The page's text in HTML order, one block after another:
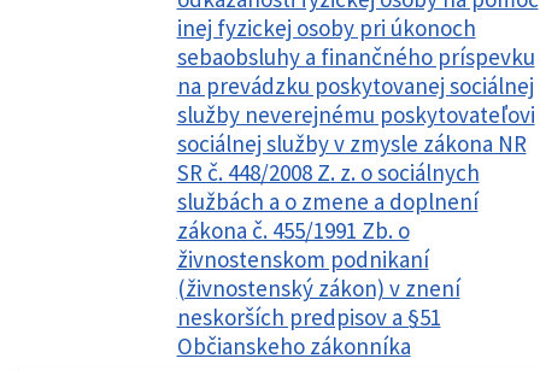
inej fyzickej osoby pri úkonoch
sebaobsluhy a finančného príspevku
na prevádzku poskytovanej sociálnej
služby neverejnému poskytovateľovi
sociálnej služby v zmysle zákona NR
SR č. 448/2008 Z. z. o sociálnych
službách a o zmene a doplnení
zákona č. 455/1991 Zb. o
živnostenskom podnikaní
(živnostenský zákon) v znení
neskorších predpisov a §51
Občianskeho zákonníka